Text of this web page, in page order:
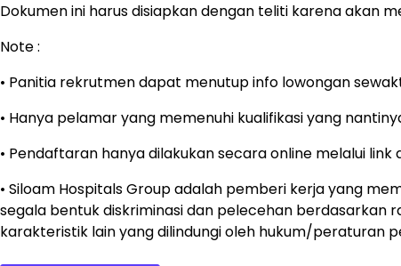
Dokumen ini harus disiapkan dengan teliti karena akan
Note :
• Panitia rekrutmen dapat menutup info lowongan
• Hanya pelamar yang memenuhi kualifikasi yang
• Pendaftaran hanya dilakukan secara online melalui
• Siloam Hospitals Group adalah pemberi kerja yang
segala bentuk diskriminasi dan pelecehan berdasarkan
karakteristik lain yang dilindungi oleh hukum/peraturan